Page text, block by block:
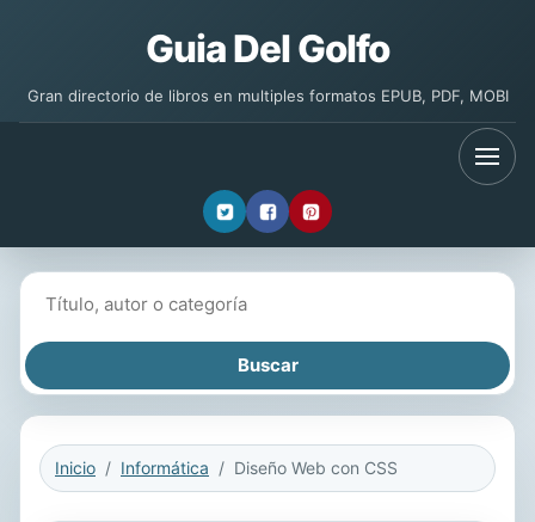
Guia Del Golfo
Gran directorio de libros en multiples formatos EPUB, PDF, MOBI
Inicio Informática Diseño Web con CSS